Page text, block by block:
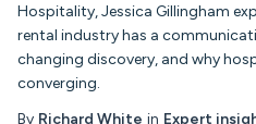
Hospitality, Jessica Gillingham
rental industry has a
changing discovery, and why
converging.
By Richard White in Expert